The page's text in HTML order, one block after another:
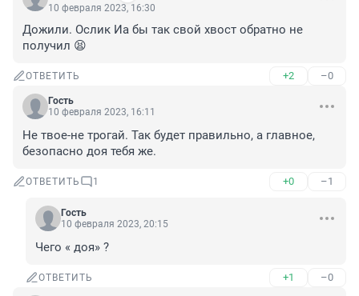
10 февраля 2023, 16:30
Дожили. Ослик Иа бы так свой хвост обратно не
получил 😫
ОТВЕТИТЬ +2 –0
Гость
10 февраля 2023, 16:11
Не твое-не трогай. Так будет правильно, а главное,
безопасно доя тебя же.
ОТВЕТИТЬ 1 +0 –1
Гость
10 февраля 2023, 20:15
Чего « доя» ?
ОТВЕТИТЬ +1 –0